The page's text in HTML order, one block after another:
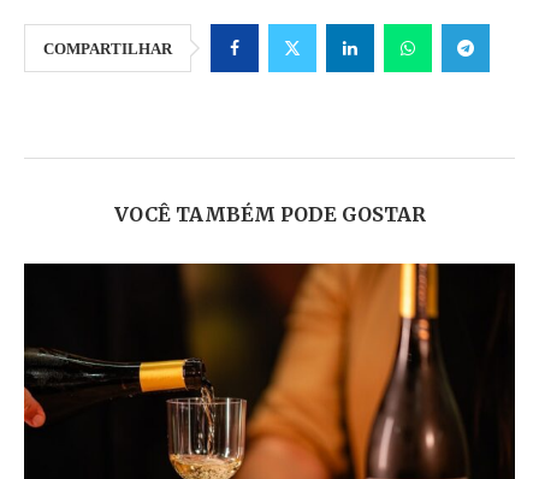
COMPARTILHAR
VOCÊ TAMBÉM PODE GOSTAR